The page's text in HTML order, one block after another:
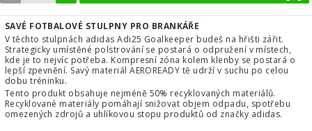
SAVÉ FOTBALOVÉ STULPNY PRO BRANKÁŘE
V těchto stulpnách adidas Adi25 Goalkeeper budeš na hřišti zářit.
Strategicky umístěné polstrování se postará o odpružení v místech,
kde je to nejvíc potřeba. Kompresní zóna kolem klenby se postará o
lepší zpevnění. Savý materiál AEROREADY tě udrží v suchu po celou
dobu tréninku.
Tento produkt obsahuje nejméně 50% recyklovaných materiálů.
Recyklované materiály pomáhají snižovat objem odpadu, spotřebu
omezených zdrojů a uhlíkovou stopu produktů od značky adidas.